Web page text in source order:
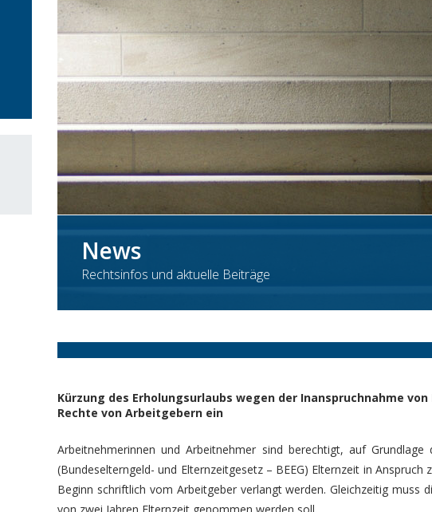
News
Rechtsinfos und aktuelle Beiträge
Kürzung des Erholungsurlaubs wegen der Inanspruchnahme
Rechte von Arbeitgebern ein
Arbeitnehmerinnen und Arbeitnehmer sind berechtigt, auf
(Bundeselterngeld- und Elternzeitgesetz – BEEG) Elternzeit in
Beginn schriftlich vom Arbeitgeber verlangt werden. Gleichzeitig muss